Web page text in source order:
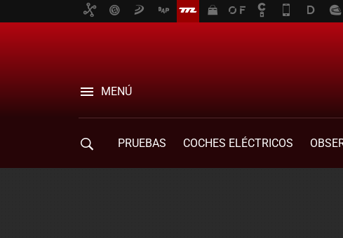
MENÚ
PRUEBAS COCHES ELÉCTRICOS